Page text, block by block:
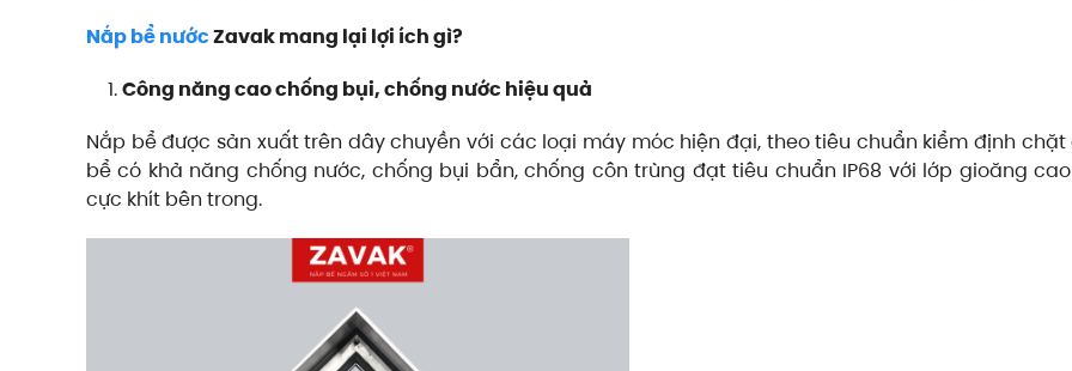
Nắp bể nướcZavak mang lại lợi ích gì?
Công năng cao chống bụi, chống nước hiệu quả
Nắp bể được sản xuất trên dây chuyền với các loại máy móc hiện đại, theo tiêu chuẩn kiểm định chặt
bể có khả năng chống nước, chống bụi bẩn, chống côn trùng đạt tiêu chuẩn IP68 với lớp gioăng cao
cực khít bên trong.